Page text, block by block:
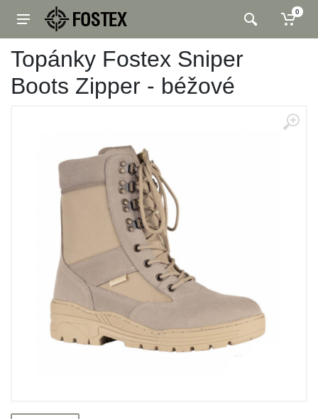
0
Topánky Fostex Sniper
Boots Zipper - béžové